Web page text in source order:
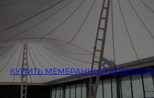
КУПИТЬ МЕМБРАННЫЙ